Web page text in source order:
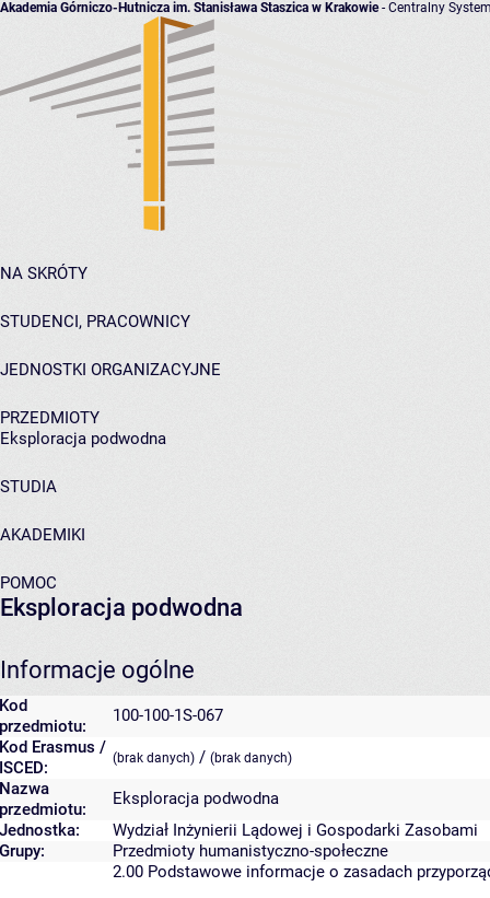
Akademia Górniczo-Hutnicza im. Stanisława Staszica w Krakowie- Centralny
NA SKRÓTY
STUDENCI, PRACOWNICY
JEDNOSTKI ORGANIZACYJNE
PRZEDMIOTY
Eksploracja podwodna
STUDIA
AKADEMIKI
POMOC
Eksploracja podwodna
Informacje ogólne
Kod
przedmiotu:
100-100-1S-067
Kod Erasmus /
ISCED:
(brak danych) / (brak danych)
Nazwa
przedmiotu:
Eksploracja podwodna
Jednostka:
Wydział Inżynierii Lądowej i Gospodarki Zasobami
Grupy:
Przedmioty humanistyczno-społeczne
2.00 Podstawowe informacje o zasadach